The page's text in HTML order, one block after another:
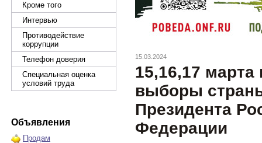
Кроме того
Интервью
Противодействие
коррупции
Телефон доверия
Специальная оценка
условий труда
Объявления
Продам
15.03.2024
15,16,17 марта
выборы
Президента
Федерации